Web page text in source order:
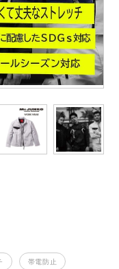
ックス
ーカシマ
帯電防止